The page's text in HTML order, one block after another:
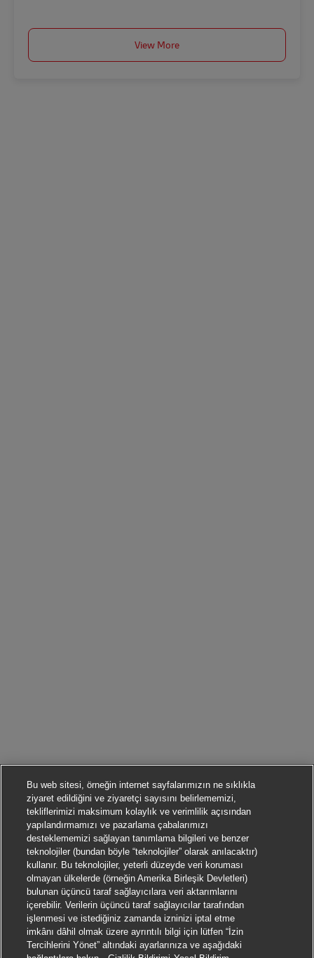
Başvurmak
View More
Bu web sitesi, örneğin internet sayfalarımızın ne sıklıkla
ziyaret edildiğini ve ziyaretçi sayısını belirlememizi,
tekliflerimizi maksimum kolaylık ve verimlilik açısından
yapılandırmamızı ve pazarlama çabalarımızı
desteklememizi sağlayan tanımlama bilgileri ve benzer
teknolojiler (bundan böyle “teknolojiler” olarak anılacaktır)
kullanır. Bu teknolojiler, yeterli düzeyde veri koruması
olmayan ülkelerde (örneğin Amerika Birleşik Devletleri)
bulunan üçüncü taraf sağlayıcılara veri aktarımlarını
içerebilir. Verilerin üçüncü taraf sağlayıcılar tarafından
işlenmesi ve istediğiniz zamanda izninizi iptal etme
imkânı dâhil olmak üzere ayrıntılı bilgi için lütfen “İzin
Tercihlerini Yönet” altındaki ayarlarınıza ve aşağıdaki